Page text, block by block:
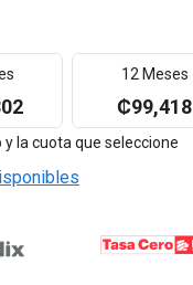
12 Meses
₡99,418
la cuota que seleccione